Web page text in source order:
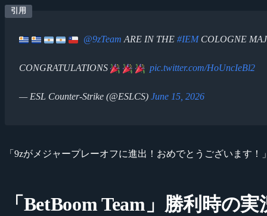
@9zTeam ARE IN THE #IEMCOLOGNE
CONGRATULATIONS pic.twitter.com/HoUncIeBl2
— ESL Counter-Strike (@ESLCS) June 15, 2026
「9zがメジャープレーオフに進出！おめでとうございます！」
「BetBoom Team」勝利時の実